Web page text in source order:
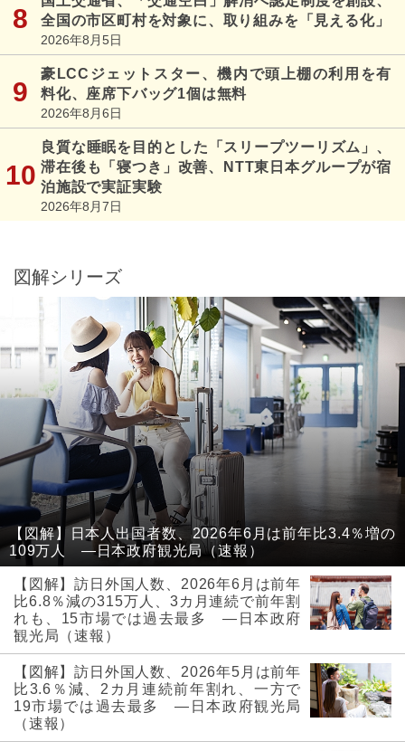
全国の市区町村を対象に、取り組みを「見える化」
2026年8月5日
豪LCCジェットスター、機内で頭上棚の利用を有
料化、座席下バッグ1個は無料
2026年8月6日
良質な睡眠を目的とした「スリープツーリズム」、
滞在後も「寝つき」改善、NTT東日本グループが宿
泊施設で実証実験
2026年8月7日
図解シリーズ
【図解】日本人出国者数、2026年6月は前年比3.4％増の
109万人 ―日本政府観光局（速報）
【図解】訪日外国人数、2026年6月は前年
比6.8％減の315万人、3カ月連続で前年割
れも、15市場では過去最多 ―日本政府
観光局（速報）
【図解】訪日外国人数、2026年5月は前年
比3.6％減、2カ月連続前年割れ、一方で
19市場では過去最多 ―日本政府観光局
（速報）